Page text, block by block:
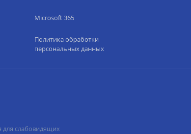
Microsoft 365
Политика обработки
персональных данных
для слабовидящих